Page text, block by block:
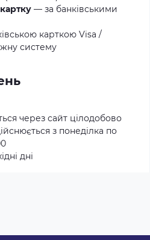
— за банківськими
карткою Visa /
систему
через сайт цілодобово
з понеділка по
дні